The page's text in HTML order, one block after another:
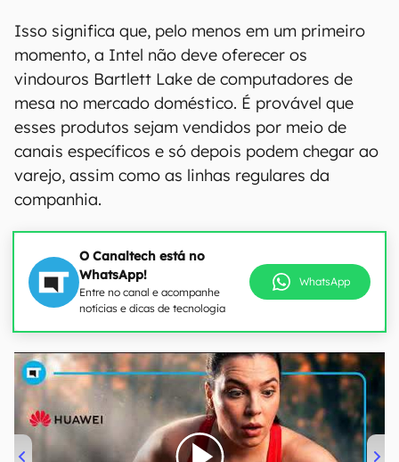
Isso significa que, pelo menos em um primeiro
momento, a Intel não deve oferecer os
vindouros Bartlett Lake de computadores de
mesa no mercado doméstico. É provável que
esses produtos sejam vendidos por meio de
canais específicos e só depois podem chegar ao
varejo, assim como as linhas regulares da
companhia.
O Canaltech está no
WhatsApp!
Entre no canal e acompanhe
notícias e dicas de tecnologia
WhatsApp